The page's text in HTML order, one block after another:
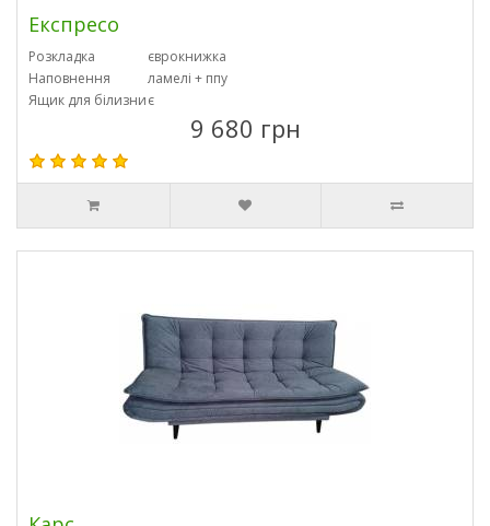
Експресо
Розкладка
єврокнижка
Наповнення
ламелі + ппу
Ящик для білизниє
9 680 грн